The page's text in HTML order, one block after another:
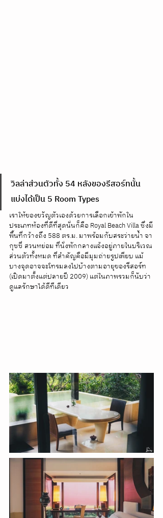
วิลล่าส่วนตัวทั้ง 54 หลังของรีสอร์ทนั้น
แบ่งได้เป็น 5 Room Types
เราให้ของขวัญตัวเองด้วยการเลือกเข้าพักใน
ประเภทห้องที่ดีที่สุดนั่นก็คือ Royal Beach Villa ซึ่งมี
พื้นที่กว้างถึง 588 ตร.ม. มาพร้อมกับสระว่ายน้ำ จา
กุซซี่ สวนหย่อม ที่นั่งพักกลางแจ้งอยู่ภายในบริเวณ
ส่วนตัวทั้งหมด ที่สำคัญคือมีมุมถ่ายรูปเพียบ แม้
บางจุดอาจจะโทรมลงไปบ้างตามอายุของรีสอร์ท
(เปิดมาตั้งแต่ปลายปี 2009) แต่ในภาพรวมก็นับว่า
ดูแลรักษาได้ดีทีเดียว